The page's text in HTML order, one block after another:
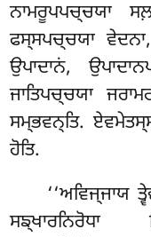
ਨਾਮਰੂਪਪਚ੍ਚਯਾ
ਫਸ੍ਸਪਚ੍ਚਯਾ ਵੇਦਨਾ,
ਉਪਾਦਾਨਂ,
ਜਾਤਿਪਚ੍ਚਯਾ
ਸਮ੍ਭਵਨ੍ਤਿ.
ਹੋਤਿ.
‘‘ਅਵਿਜ੍ਜਾਯ
ਸਙ੍ਖਾਰਨਿਰੋਧਾ